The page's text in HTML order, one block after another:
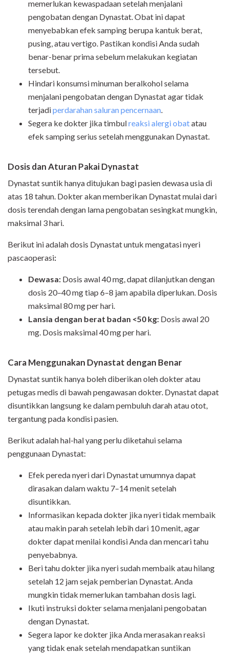
memerlukan kewaspadaan setelah menjalani
pengobatan dengan Dynastat. Obat ini dapat
menyebabkan efek samping berupa kantuk berat,
pusing, atau vertigo. Pastikan kondisi Anda sudah
benar-benar prima sebelum melakukan kegiatan
tersebut.
Hindari konsumsi minuman beralkohol selama
menjalani pengobatan dengan Dynastat agar tidak
terjadiperdarahan saluran pencernaan.
Segera ke dokter jika timbulreaksi alergi obatatau
efek samping serius setelah menggunakan Dynastat.
Dosis dan Aturan Pakai Dynastat
Dynastat suntik hanya ditujukan bagi pasien dewasa usia di
atas 18 tahun. Dokter akan memberikan Dynastat mulai dari
dosis terendah dengan lama pengobatan sesingkat mungkin,
maksimal 3 hari.
Berikut ini adalah dosis Dynastat untuk mengatasi nyeri
pascaoperasi:
Dewasa: Dosis awal 40 mg, dapat dilanjutkan dengan
dosis 20–40 mg tiap 6–8 jam apabila diperlukan. Dosis
maksimal 80 mg per hari.
Lansia dengan berat badan <50 kg: Dosis awal 20
mg. Dosis maksimal 40 mg per hari.
Cara Menggunakan Dynastat dengan Benar
Dynastat suntik hanya boleh diberikan oleh dokter atau
petugas medis di bawah pengawasan dokter. Dynastat dapat
disuntikkan langsung ke dalam pembuluh darah atau otot,
tergantung pada kondisi pasien.
Berikut adalah hal-hal yang perlu diketahui selama
penggunaan Dynastat:
Efek pereda nyeri dari Dynastat umumnya dapat
dirasakan dalam waktu 7–14 menit setelah
disuntikkan.
Informasikan kepada dokter jika nyeri tidak membaik
atau makin parah setelah lebih dari 10 menit, agar
dokter dapat menilai kondisi Anda dan mencari tahu
penyebabnya.
Beri tahu dokter jika nyeri sudah membaik atau hilang
setelah 12 jam sejak pemberian Dynastat. Anda
mungkin tidak memerlukan tambahan dosis lagi.
Ikuti instruksi dokter selama menjalani pengobatan
dengan Dynastat.
Segera lapor ke dokter jika Anda merasakan reaksi
yang tidak enak setelah mendapatkan suntikan